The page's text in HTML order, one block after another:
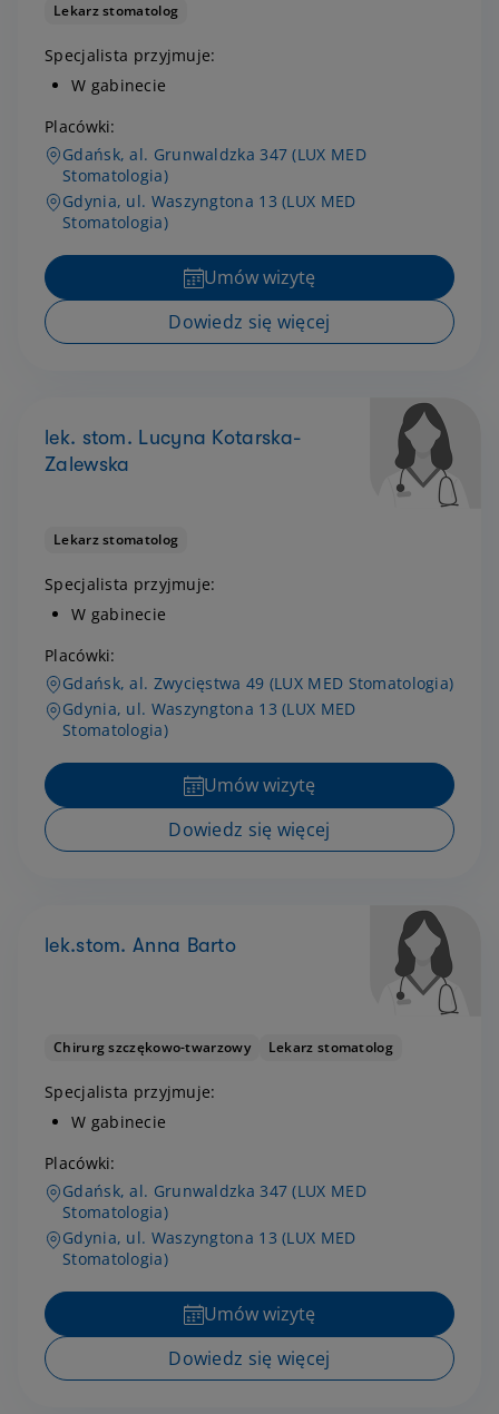
Lekarz stomatolog
Specjalista przyjmuje:
W gabinecie
Placówki:
Gdańsk, al. Grunwaldzka 347 (LUX MED
Stomatologia)
Gdynia, ul. Waszyngtona 13 (LUX MED
Stomatologia)
Umów wizytę
Dowiedz się więcej
lek. stom. Lucyna Kotarska-
Zalewska
Lekarz stomatolog
Specjalista przyjmuje:
W gabinecie
Placówki:
Gdańsk, al. Zwycięstwa 49 (LUX MED Stomatologia)
Gdynia, ul. Waszyngtona 13 (LUX MED
Stomatologia)
Umów wizytę
Dowiedz się więcej
lek.stom. Anna Barto
Chirurg szczękowo-twarzowy Lekarz stomatolog
Specjalista przyjmuje:
W gabinecie
Placówki:
Gdańsk, al. Grunwaldzka 347 (LUX MED
Stomatologia)
Gdynia, ul. Waszyngtona 13 (LUX MED
Stomatologia)
Umów wizytę
Dowiedz się więcej